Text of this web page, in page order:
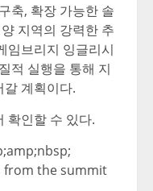
축, 확장 가능한 솔
지역의 강력한 추
임브리지 잉글리시
적 실행을 통해 지
계획이다.
확인할 수 있다.
from the summit